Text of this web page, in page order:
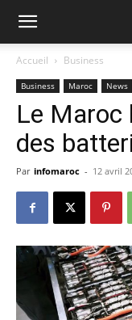
Accueil Business
Business Maroc News
Le Maroc
des
Par infomaroc - 12 avril